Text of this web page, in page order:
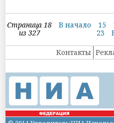
Страница 18
из 327
В начало 15
23
Контакты